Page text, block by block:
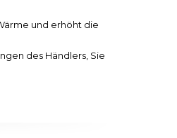
und erhöht die
des Händlers, Sie